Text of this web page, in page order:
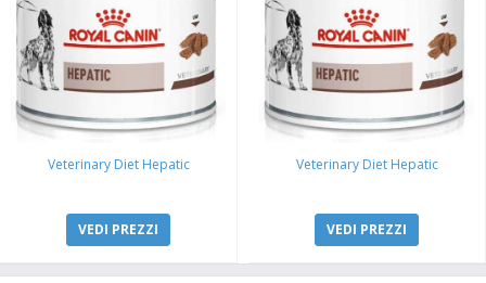
Veterinary Diet Hepatic
VEDI PREZZI
Veterinary Diet Hepatic
VEDI PREZZI